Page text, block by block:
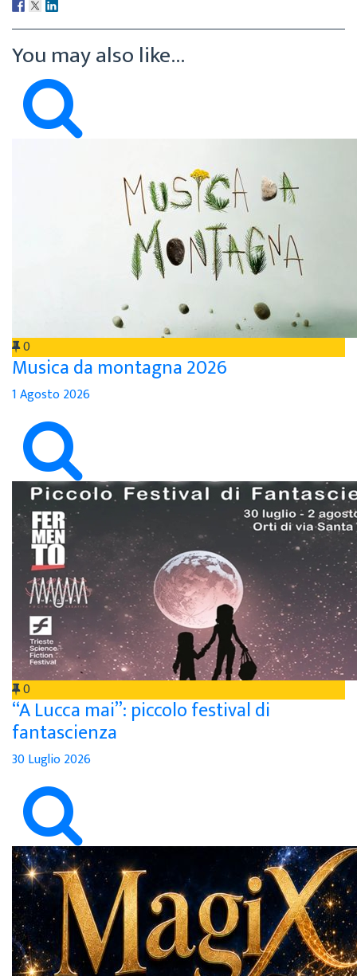
You may also like...
0
Musica da montagna 2026
1 Agosto 2026
0
“A Lucca mai”: piccolo festival di
fantascienza
30 Luglio 2026